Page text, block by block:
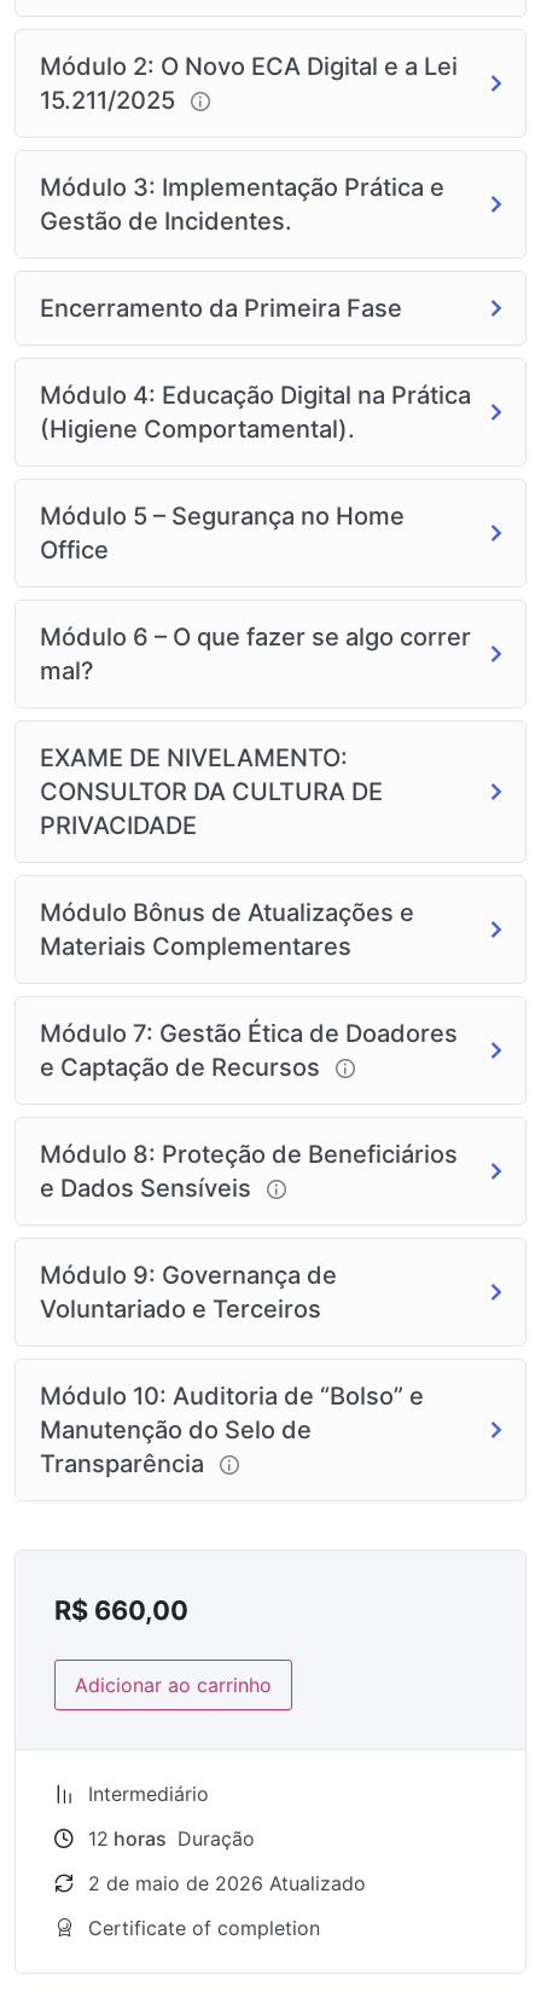
Módulo 2: O Novo ECA Digital e a Lei
15.211/2025
Módulo 3: Implementação Prática e
Gestão de Incidentes.
Encerramento da Primeira Fase
Módulo 4: Educação Digital na Prática
(Higiene Comportamental).
Módulo 5 – Segurança no Home
Office
Módulo 6 – O que fazer se algo correr
mal?
EXAME DE NIVELAMENTO:
CONSULTOR DA CULTURA DE
PRIVACIDADE
Módulo Bônus de Atualizações e
Materiais Complementares
Módulo 7: Gestão Ética de Doadores
e Captação de Recursos
Módulo 8: Proteção de Beneficiários
e Dados Sensíveis
Módulo 9: Governança de
Voluntariado e Terceiros
Módulo 10: Auditoria de “Bolso” e
Manutenção do Selo de
Transparência
R$ 660,00
Adicionar ao carrinho
Intermediário
12 horas Duração
2 de maio de 2026 Atualizado
Certificate of completion